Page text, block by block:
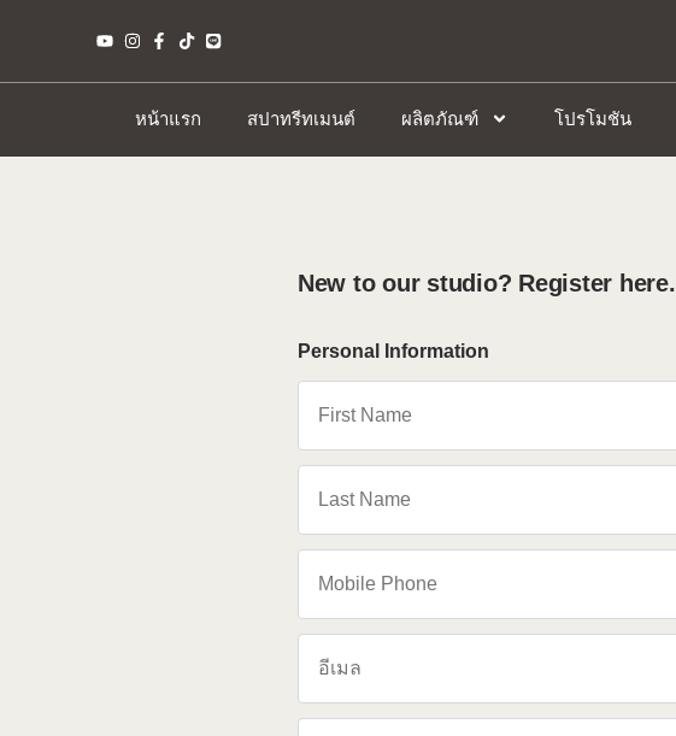
หน้าแรก สปาทรีทเมนต์ ผลิตภัณฑ์ โปรโมชัน
New to our studio? Register here.
Personal Information